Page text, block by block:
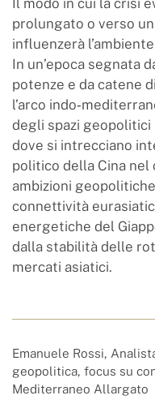
Il modo in cui la crisi
prolungato o verso
influenzerà
In un’epoca segnata
potenze e da catene
l’arco
degli spazi geopolitici
dove si intrecciano
politico della Cina
ambizioni
connettività
energetiche del
dalla stabilità delle
mercati asiatici.
Emanuele Rossi,
geopolitica, focus su
Mediterraneo Allargato